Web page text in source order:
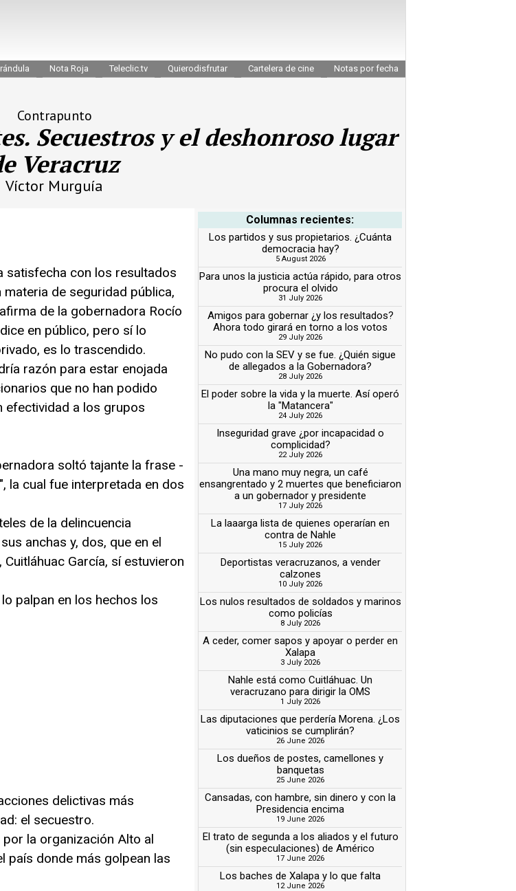
Nota Roja Teleclic.tv Quierodisfrutar Cartelera de cine Notas por fecha
Contrapunto
Secuestros y el deshonroso lugar
Veracruz
Víctor Murguía
satisfecha con los resultados
materia de seguridad pública,
de la gobernadora Rocío
en público, pero sí lo
es lo trascendido.
razón para estar enojada
que no han podido
efectividad a los grupos
soltó tajante la frase -
la cual fue interpretada en dos
de la delincuencia
anchas y, dos, que en el
García, sí estuvieron
palpan en los hechos los
delictivas más
el secuestro.
la organización Alto al
país donde más golpean las
Columnas recientes:
Los partidos y sus propietarios. ¿Cuánta
democracia hay?
5 August 2026
Para unos la justicia actúa rápido, para otros
procura el olvido
31 July 2026
Amigos para gobernar ¿y los resultados?
Ahora todo girará en torno a los votos
29 July 2026
No pudo con la SEV y se fue. ¿Quién sigue
de allegados a la Gobernadora?
28 July 2026
El poder sobre la vida y la muerte. Así operó
la "Matancera"
24 July 2026
Inseguridad grave ¿por incapacidad o
complicidad?
22 July 2026
Una mano muy negra, un café
ensangrentado y 2 muertes que beneficiaron
a un gobernador y presidente
17 July 2026
La laaarga lista de quienes operarían en
contra de Nahle
15 July 2026
Deportistas veracruzanos, a vender
calzones
10 July 2026
Los nulos resultados de soldados y marinos
como policías
8 July 2026
A ceder, comer sapos y apoyar o perder en
Xalapa
3 July 2026
Nahle está como Cuitláhuac. Un
veracruzano para dirigir la OMS
1 July 2026
Las diputaciones que perdería Morena. ¿Los
vaticinios se cumplirán?
26 June 2026
Los dueños de postes, camellones y
banquetas
25 June 2026
Cansadas, con hambre, sin dinero y con la
Presidencia encima
19 June 2026
El trato de segunda a los aliados y el futuro
(sin especulaciones) de Américo
17 June 2026
Los baches de Xalapa y lo que falta
12 June 2026